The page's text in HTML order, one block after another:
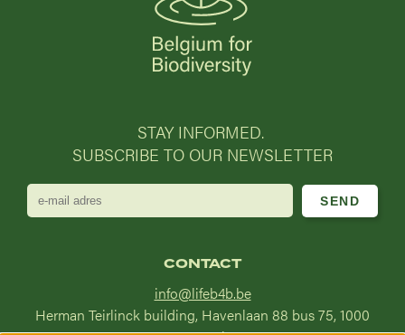
STAY INFORMED.
SUBSCRIBE TO OUR NEWSLETTER
e-
mail
CONTACT
info@lifeb4b.be
Herman Teirlinck building, Havenlaan 88 bus 75, 1000